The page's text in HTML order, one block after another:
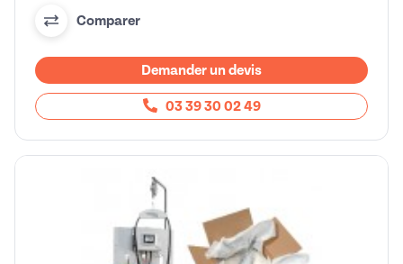
Comparer
Demander un devis
03 39 30 02 49